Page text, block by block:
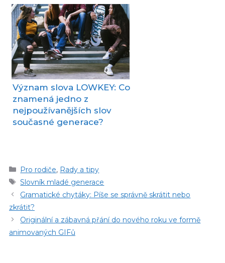
Význam slova LOWKEY: Co
znamená jedno z
nejpoužívanějších slov
současné generace?
Rubriky
Pro rodiče, Rady a tipy
Štítky
Slovník mladé generace
Gramatické chytáky: Píše se správně skrátit nebo
zkrátit?
Originální a zábavná přání do nového roku ve formě
animovaných GIFů